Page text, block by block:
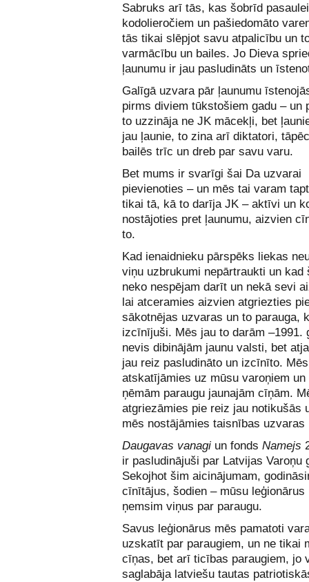
Sabruks arī tās, kas šobrīd
kodolieročiem un pašiedomāto
tās tikai slēpjot savu atpalicību un
varmācību un bailes. Jo Dieva
ļaunumu ir jau pasludināts un
Galīgā uzvara pār ļaunumu
pirms diviem tūkstošiem gadu – un
to uzzināja ne JK mācekļi, bet
jau ļaunie, to zina arī diktatori,
bailēs trīc un dreb par savu varu.
Bet mums ir svarīgi šai Da uzvarai
pievienoties – un mēs tai varam
tikai tā, kā to darīja JK – aktīvi un
nostājoties pret ļaunumu, aizvien
to.
Kad ienaidnieku pārspēks liekas
viņu uzbrukumi nepārtraukti un kad
neko nespējam darīt un nekā sevi
lai atceramies aizvien atgriezties
sākotnējas uzvaras un to parauga,
izcīnījuši. Mēs jau to darām –1991.
nevis dibinājām jaunu valsti, bet
jau reiz pasludināto un izcīnīto. Mēs
atskatījāmies uz mūsu varoņiem un
ņēmām paraugu jaunajām cīņām.
atgriezāmies pie reiz jau notikušās
mēs nostājāmies taisnības uzvaras
Daugavas vanagi un fonds Namejs
ir pasludinājuši par Latvijas Varoņu
Sekojhot šim aicinājumam,
cīnītājus, šodien – mūsu leģionārus
ņemsim viņus par paraugu.
Savus leģionārus mēs pamatoti
uzskatīt par paraugiem, un ne tikai
cīņas, bet arī ticības paraugiem, jo
saglabāja latviešu tautas